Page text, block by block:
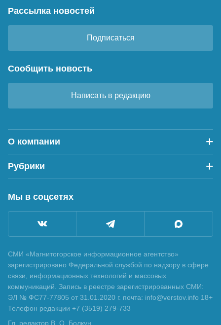
Рассылка новостей
Подписаться
Сообщить новость
Написать в редакцию
О компании
Рубрики
Мы в соцсетях
СМИ «Магнитогорское информационное агентство»
зарегистрировано Федеральной службой по надзору в сфере
связи, информационных технологий и массовых
коммуникаций. Запись в реестре зарегистрированных СМИ:
ЭЛ № ФС77-77805 от 31.01.2020 г. почта: info@verstov.info 18+
Телефон редакции +7 (3519) 279-733
Гл. редактор В. О. Болкун